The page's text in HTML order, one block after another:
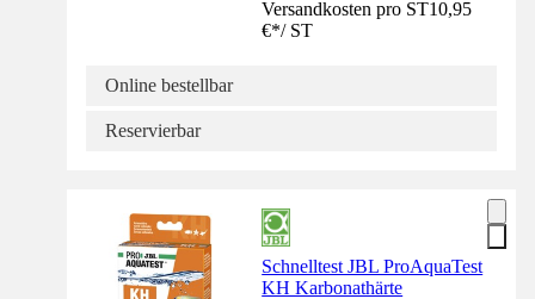
Versandkosten pro ST10,95
€*/ ST
Online bestellbar
Reservierbar
Schnelltest JBL ProAquaTest
KH Karbonathärte